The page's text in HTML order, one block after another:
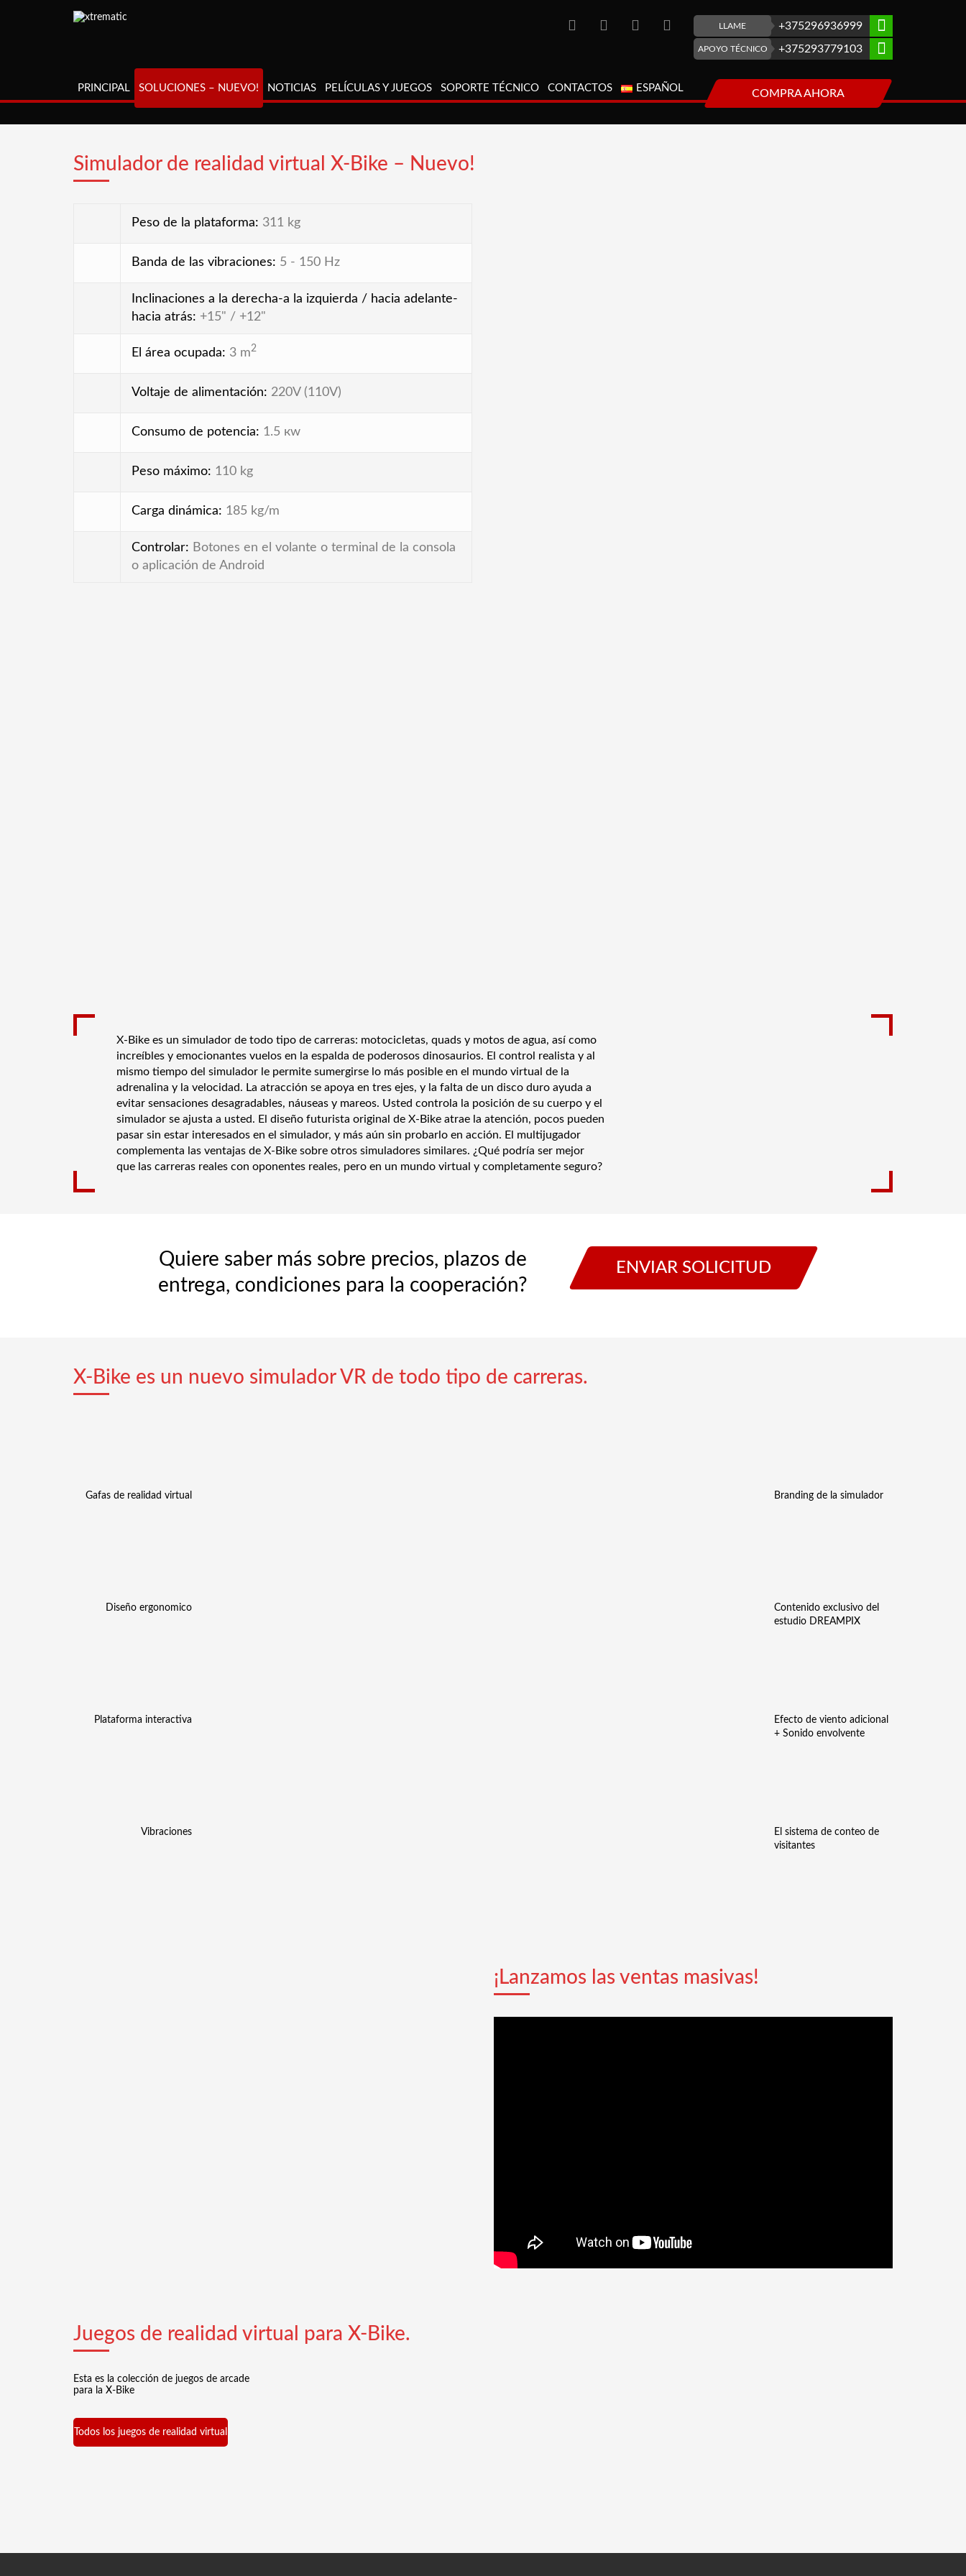
LLAME +375296936999
APOYO TÉCNICO +375293779103
PRINCIPAL SOLUCIONES – NUEVO! NOTICIAS PELÍCULAS Y JUEGOS SOPORTE TÉCNICO CONTACTOS ESPAÑOL COMPRA AHORA
Simulador de realidad virtual X-Bike – Nuevo!
Peso de la plataforma: 311 kg
Banda de las vibraciones: 5 - 150 Hz
Inclinaciones a la derecha-a la izquierda / hacia adelante-
hacia atrás: +15" / +12"
El área ocupada: 3 m2
Voltaje de alimentación: 220V (110V)
Consumo de potencia: 1.5 кw
Peso máximo: 110 kg
Carga dinámica: 185 kg/m
Controlar: Botones en el volante o terminal de la consola
o aplicación de Android
X-Bike es un simulador de todo tipo de carreras: motocicletas, quads y motos de agua, así como
increíbles y emocionantes vuelos en la espalda de poderosos dinosaurios. El control realista y al
mismo tiempo del simulador le permite sumergirse lo más posible en el mundo virtual de la
adrenalina y la velocidad. La atracción se apoya en tres ejes, y la falta de un disco duro ayuda a
evitar sensaciones desagradables, náuseas y mareos. Usted controla la posición de su cuerpo y el
simulador se ajusta a usted. El diseño futurista original de X-Bike atrae la atención, pocos pueden
pasar sin estar interesados ​​en el simulador, y más aún sin probarlo en acción. El multijugador
complementa las ventajas de X-Bike sobre otros simuladores similares. ¿Qué podría ser mejor
que las carreras reales con oponentes reales, pero en un mundo virtual y completamente seguro?
Quiere saber más sobre precios, plazos de
entrega, condiciones para la cooperación?
ENVIAR SOLICITUD
X-Bike es un nuevo simulador VR de todo tipo de carreras.
Gafas de realidad virtual
Diseño ergonomico
Plataforma interactiva
Vibraciones
Branding de la simulador
Contenido exclusivo del
estudio DREAMPIX
Efecto de viento adicional
+ Sonido envolvente
El sistema de conteo de
visitantes
¡Lanzamos las ventas masivas!
Juegos de realidad virtual para X-Bike.
Esta es la colección de juegos de arcade
para la X-Bike
Todos los juegos de realidad virtual